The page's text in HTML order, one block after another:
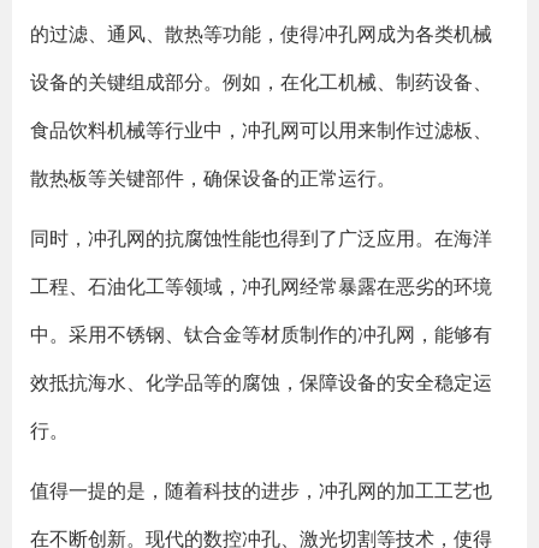
的过滤、通风、散热等功能，使得冲孔网成为各类机械
设备的关键组成部分。例如，在化工机械、制药设备、
食品饮料机械等行业中，冲孔网可以用来制作过滤板、
散热板等关键部件，确保设备的正常运行。
同时，冲孔网的抗腐蚀性能也得到了广泛应用。在海洋
工程、石油化工等领域，冲孔网经常暴露在恶劣的环境
中。采用不锈钢、钛合金等材质制作的冲孔网，能够有
效抵抗海水、化学品等的腐蚀，保障设备的安全稳定运
行。
值得一提的是，随着科技的进步，冲孔网的加工工艺也
在不断创新。现代的数控冲孔、激光切割等技术，使得